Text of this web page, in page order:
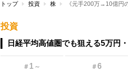
トップ 投資 株
投資
日経平均高値圏でも狙える5万円
＃ 1 ～ ＃6